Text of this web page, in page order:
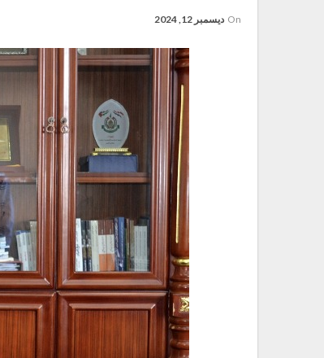
On ديسمبر 12, 2024